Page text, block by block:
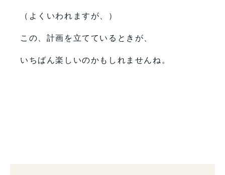
（よくいわれますが、）
この、計画を立てているときが、
いちばん楽しいのかもしれませんね。